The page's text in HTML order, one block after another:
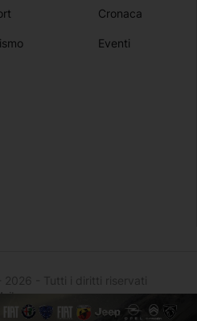
Cronaca
Eventi
:
- Hosted and developed by